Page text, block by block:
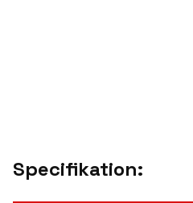
Specifikation: